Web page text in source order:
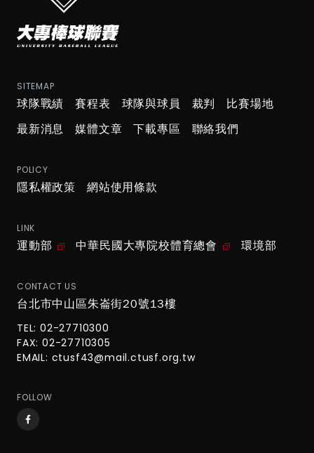
SITEMAP
球隊戰績 賽程表 球隊與球員 裁判
比賽場地
最新消息
媒體文章 下載專區 聯絡我們
POLICY
隱私權政策 網站使用條款
LINK
運動部 中華民國大專院校體育總會 環境部
CONTACT US
台北市中山區朱崙街20號13樓
TEL: 02-27710300
FAX: 02-27710305
EMAIL: ctusf43@mail.ctusf.org.tw
FOLLOW